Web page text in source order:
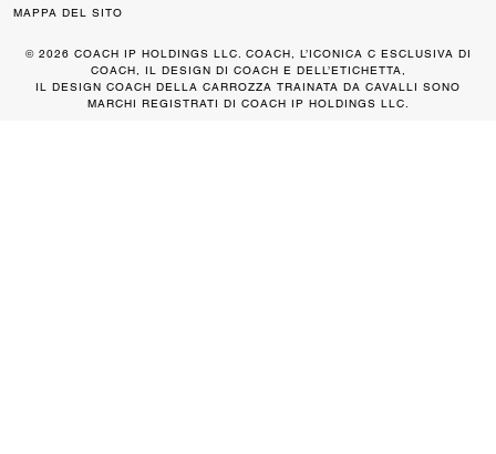
MAPPA DEL SITO
© 2026 COACH IP HOLDINGS LLC. COACH, L’ICONICA C ESCLUSIVA DI
COACH, IL DESIGN DI COACH E DELL’ETICHETTA,
IL DESIGN COACH DELLA CARROZZA TRAINATA DA CAVALLI SONO
MARCHI REGISTRATI DI COACH IP HOLDINGS LLC.